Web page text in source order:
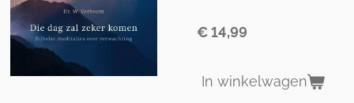
€ 14,99
In winkelwagen